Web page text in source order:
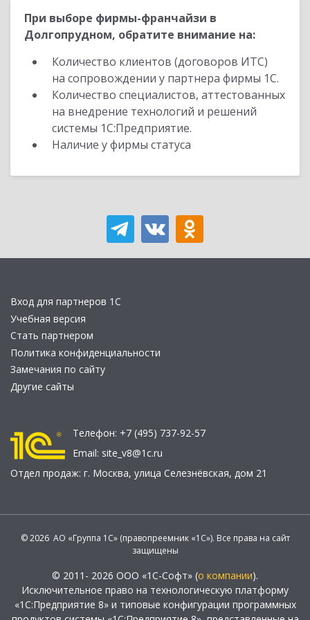
При выборе фирмы-франчайзи в
Долгопрудном, обратите внимание на:
Количество клиентов (договоров ИТС)
на сопровождении у партнера фирмы 1С.
Количество специалистов, аттестованных
на внедрение технологий и решений
системы 1С:Предприятие.
Наличие у фирмы статуса
Вход для партнеров 1С
Учебная версия
Стать партнером
Политика конфиденциальности
Замечания по сайту
Другие сайты
Телефон: +7 (495) 737-92-57
Email: site_v8@1c.ru
Отдел продаж: г. Москва, улица Селезнёвская, дом 21
© 2026 АО «Группа 1С» (правопреемник «1С»). Все права на сайт
защищены
© 2011- 2026 ООО «1С-Софт» (о компании).
Исключительное право на технологическую платформу
«1С:Предприятие 8» и типовые конфигурации программных